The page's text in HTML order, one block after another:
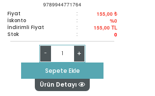
9789944771764
Fiyat : 155,00 ₺
İskonto : %0
İndirimli Fiyat : 155,00 TL
Stok : 0
- +
Sepete Ekle
Ürün Detayı